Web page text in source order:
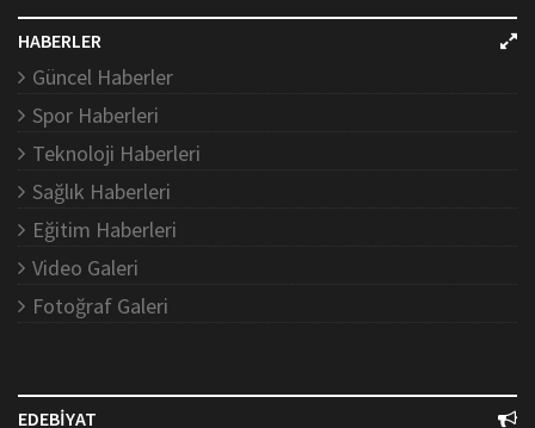
HABERLER
Güncel Haberler
Spor Haberleri
Teknoloji Haberleri
Sağlık Haberleri
Eğitim Haberleri
Video Galeri
Fotoğraf Galeri
EDEBİYAT